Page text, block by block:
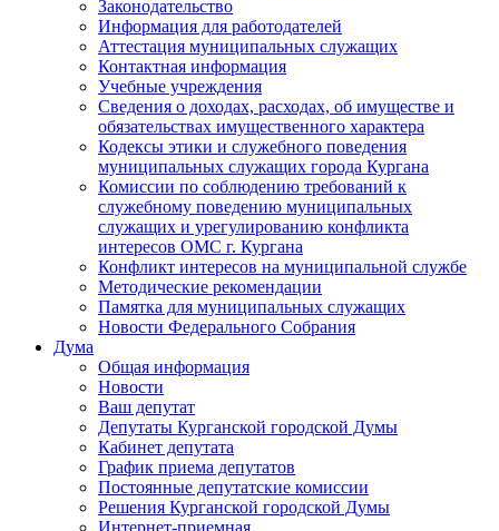
Законодательство
Информация для работодателей
Аттестация муниципальных служащих
Контактная информация
Учебные учреждения
Сведения о доходах, расходах, об имуществе и
обязательствах имущественного характера
Кодексы этики и служебного поведения
муниципальных служащих города Кургана
Комиссии по соблюдению требований к
служебному поведению муниципальных
служащих и урегулированию конфликта
интересов ОМС г. Кургана
Конфликт интересов на муниципальной службе
Методические рекомендации
Памятка для муниципальных служащих
Новости Федерального Cобрания
Дума
Общая информация
Новости
Ваш депутат
Депутаты Курганской городской Думы
Кабинет депутата
График приема депутатов
Постоянные депутатские комиссии
Решения Курганской городской Думы
Интернет-приемная